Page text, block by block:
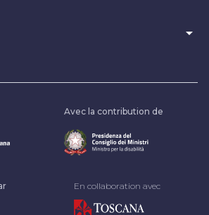
arrow_drop_down
Avec la contribution de
En collaboration avec